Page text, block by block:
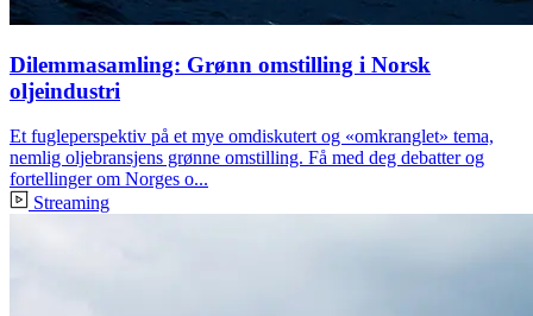
Dilemmasamling: Grønn omstilling i Norsk
oljeindustri
Et fugleperspektiv på et mye omdiskutert og «omkranglet» tema,
nemlig oljebransjens grønne omstilling. Få med deg debatter og
fortellinger om Norges o...
Streaming